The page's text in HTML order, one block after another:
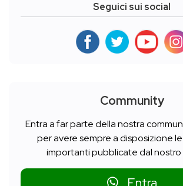
Seguici sui social
Community
Entra a far parte della nostra
per avere sempre a disposizione
importanti pubblicate dal